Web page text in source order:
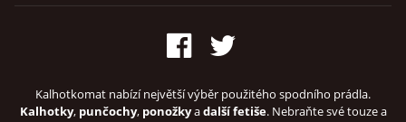
Kalhotkomat nabízí největší výběr použitého spodního prádla.
Kalhotky, punčochy, ponožkyadalší fetiše. Nebraňte své touze a